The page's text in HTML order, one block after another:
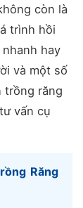
còn là
trình hồi
hay
và một số
trồng răng
vấn cụ
Răng